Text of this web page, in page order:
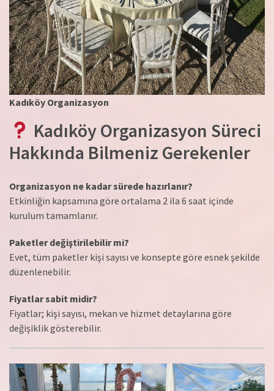
Kadıköy Organizasyon
Kadıköy Organizasyon Süreci
Hakkında Bilmeniz Gerekenler
Organizasyon ne kadar sürede hazırlanır?
Etkinliğin kapsamına göre ortalama 2 ila 6 saat içinde
kurulum tamamlanır.
Paketler değiştirilebilir mi?
Evet, tüm paketler kişi sayısı ve konsepte göre esnek şekilde
düzenlenebilir.
Fiyatlar sabit midir?
Fiyatlar; kişi sayısı, mekan ve hizmet detaylarına göre
değişiklik gösterebilir.